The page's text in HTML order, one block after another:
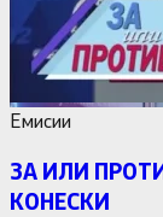
Емисии
ЗА ИЛИ
КОНЕСКИ